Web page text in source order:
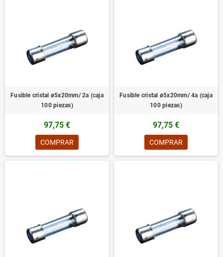
Fusible cristal ø5x20mm/ 2a (caja
100 piezas)
97,75 €
COMPRAR
Fusible cristal ø5x20mm/ 4a (caja
100 piezas)
97,75 €
COMPRAR